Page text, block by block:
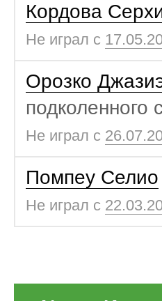
Кордова
Не играл с
Орозко
подколенного
Не играл с
Помпеу Селио
Не играл с